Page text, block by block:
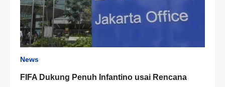
News
FIFA Dukung Penuh Infantino usai Rencana